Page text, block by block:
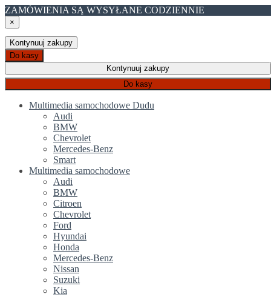
ZAMÓWIENIA SĄ WYSYŁANE CODZIENNIE
×
Kontynuuj zakupy
Do kasy
Kontynuuj zakupy
Do kasy
Multimedia samochodowe Dudu
Audi
BMW
Chevrolet
Mercedes-Benz
Smart
Multimedia samochodowe
Audi
BMW
Citroen
Chevrolet
Ford
Hyundai
Honda
Mercedes-Benz
Nissan
Suzuki
Kia